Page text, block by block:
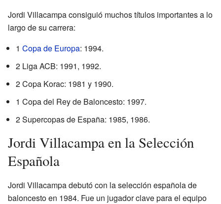
Jordi Villacampa consiguió muchos títulos importantes a lo
largo de su carrera:
1 Copa de Europa: 1994.
2 Liga ACB: 1991, 1992.
2 Copa Korac: 1981 y 1990.
1 Copa del Rey de Baloncesto: 1997.
2 Supercopas de España: 1985, 1986.
Jordi Villacampa en la Selección
Española
Jordi Villacampa debutó con la selección española de
baloncesto en 1984. Fue un jugador clave para el equipo